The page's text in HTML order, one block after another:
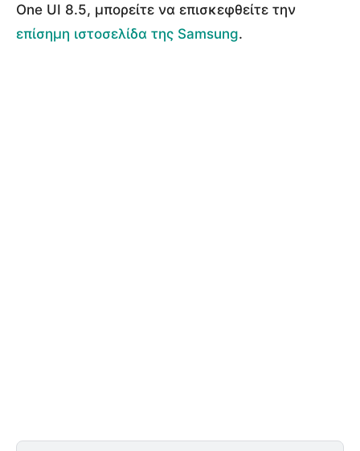
One UI 8.5, μπορείτε να επισκεφθείτε την
επίσημη ιστοσελίδα της Samsung.